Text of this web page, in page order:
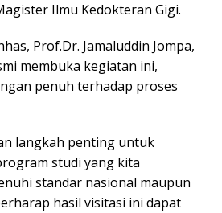
Ilmu Kedokteran Gigi.
Prof.Dr. Jamaluddin Jompa,
membuka kegiatan ini,
penuh terhadap proses
langkah penting untuk
studi yang kita
standar nasional maupun
hasil visitasi ini dapat